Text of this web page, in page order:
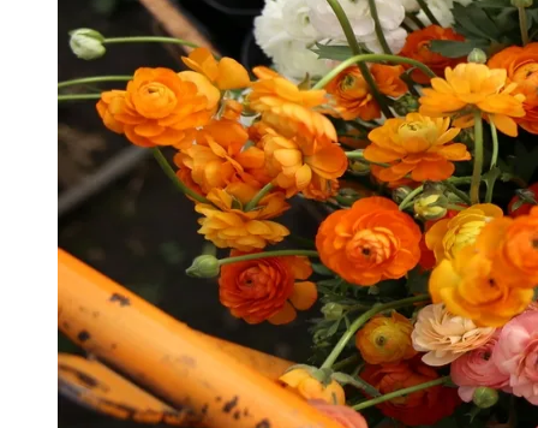
Negócios Regionais
Turismo
Segurança Regional
Hospitais Estaduais
Parques & Represas
Cidades da Região
Santana de ParnaíbaOsascoCarapicuíbaJandiraItapeviCotiaPirapora
Para Sua Empresa
Anuncie Regional
Guia de Empresas
Vagas na Região Novo
Hub de Negócios
Guia Comercial
Selo Verificado
Portal Educacional
Agenda de Vestibulares
Vagas de Emprego